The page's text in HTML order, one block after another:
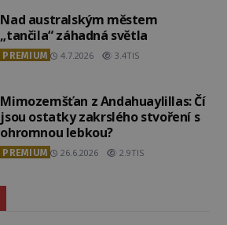
Nad australským městem
„tančila“ záhadná světla
PREMIUM 4.7.2026 3.4TIS
Mimozemšťan z Andahuaylillas: Čí
jsou ostatky zakrslého stvoření s
ohromnou lebkou?
PREMIUM 26.6.2026 2.9TIS